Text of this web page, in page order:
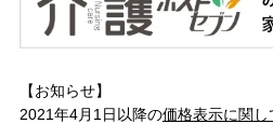
【お知らせ】
2021年4月1日以降の価格表示に関し